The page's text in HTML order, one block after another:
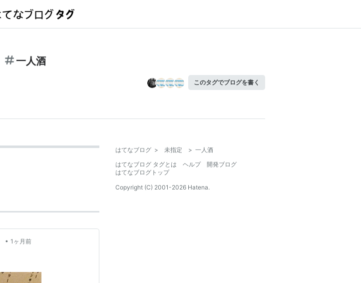
一人酒
このタグでブログを書く
• 1ヶ月前
はてなブログ > 未指定 > 一人酒
はてなブログ タグとは
ヘルプ
開発ブログ
はてなブログトップ
Copyright (C) 2001-2026 Hatena.